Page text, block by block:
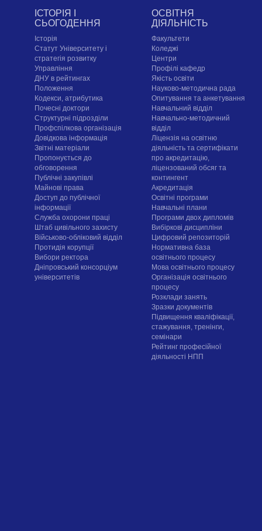
ІСТОРІЯ І
СЬОГОДЕННЯ
Історія
Статут Університету і
стратегія розвитку
Управління
ДНУ в рейтингах
Положення
Кодекси, атрибутика
Почесні доктори
Структурні підрозділи
Профспілкова організація
Довідкова інформація
Звітні матеріали
Пропонується до
обговорення
Публічні закупівлі
Майнові права
Доступ до публічної
інформації
Служба охорони праці
Штаб цивільного захисту
Військово-обліковий відділ
Протидія корупції
Вибори ректора
Дніпровський консорціум
університетів
ОСВІТНЯ
ДІЯЛЬНІСТЬ
Факультети
Коледжі
Центри
Профілі кафедр
Якість освіти
Науково-методична рада
Опитування та анкетування
Навчальний відділ
Навчально-методичний
відділ
Ліцензія на освітню
діяльність та сертифікати
про акредитацію,
ліцензований обсяг та
контингент
Акредитація
Освітні програми
Навчальні плани
Програми двох дипломів
Вибіркові дисципліни
Цифровий репозиторій
Нормативна база
освітнього процесу
Мова освітнього процесу
Організація освітнього
процесу
Розклади занять
Зразки документів
Підвищення кваліфікації,
стажування, тренінги,
семінари
Рейтинг професійної
діяльності НПП